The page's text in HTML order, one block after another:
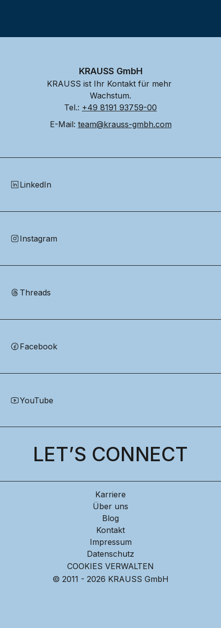
KRAUSS GmbH
KRAUSS ist Ihr Kontakt für mehr
Wachstum.
Tel.: +49 8191 93759-00
E-Mail: team@krauss-gmbh.com
LinkedIn
Instagram
Threads
Facebook
YouTube
LET’S CONNECT
Karriere
Über uns
Blog
Kontakt
Impressum
Datenschutz
COOKIES VERWALTEN
© 2011 - 2026 KRAUSS GmbH